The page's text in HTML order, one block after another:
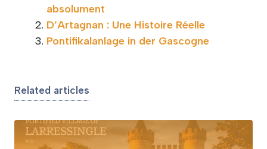
absolument
D’Artagnan : Une Histoire Réelle
Pontifikalanlage in der Gascogne
Related articles